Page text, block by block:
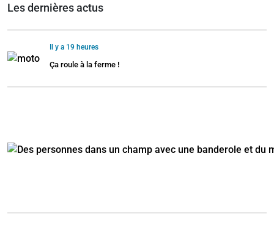
Les dernières actus
Il y a 19 heures
Ça roule à la ferme !